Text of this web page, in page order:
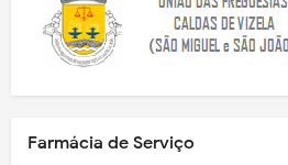
Farmácia de Serviço